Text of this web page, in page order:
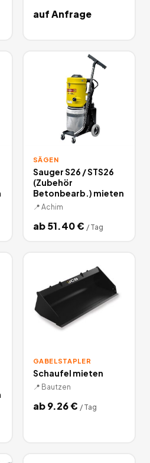
auf Anfrage
SÄGEN
Sauger S26 / STS26
(Zubehör
Betonbearb.) mieten
📍 Achim
ab51.40€ / Tag
GABELSTAPLER
Schaufel mieten
📍 Bautzen
ab9.26€ / Tag